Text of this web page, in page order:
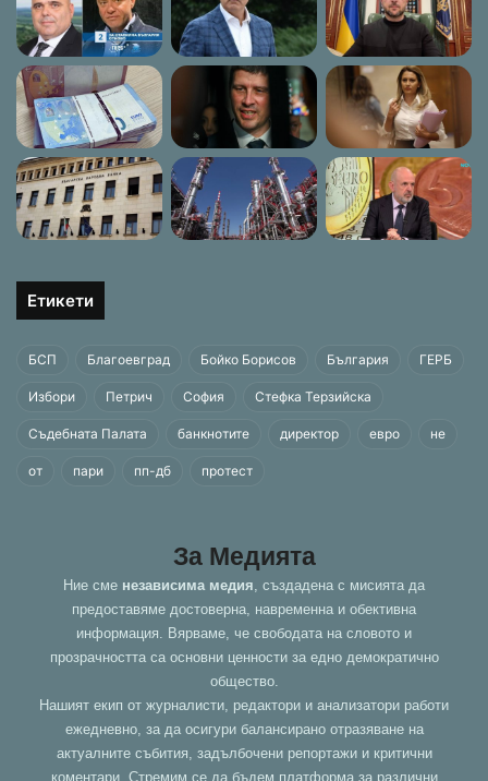
Етикети
БСП Благоевград Бойко Борисов България ГЕРБ
Избори Петрич София Стефка Терзийска
Съдебната Палата банкнотите директор евро не
от пари пп-дб протест
За Медията
Ние сме независима медия , създадена с мисията да
предоставяме достоверна, навременна и обективна
информация. Вярваме, че свободата на словото и
прозрачността са основни ценности за едно демократично
общество.
Нашият екип от журналисти, редактори и анализатори работи
ежедневно, за да осигури балансирано отразяване на
актуалните събития, задълбочени репортажи и критични
коментари. Стремим се да бъдем платформа за различни